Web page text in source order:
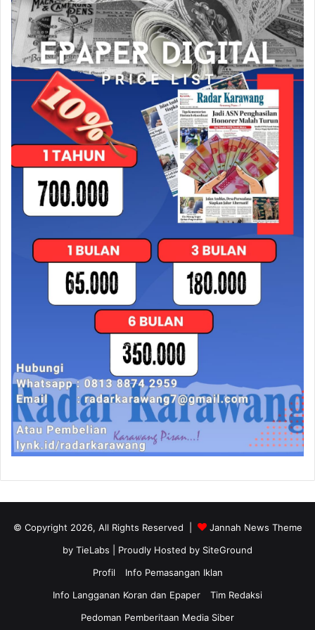
© Copyright 2026, All Rights Reserved |
Jannah News Theme
by TieLabs | Proudly Hosted by SiteGround
Profil
Info Pemasangan Iklan
Info Langganan Koran dan Epaper
Tim Redaksi
Pedoman Pemberitaan Media Siber